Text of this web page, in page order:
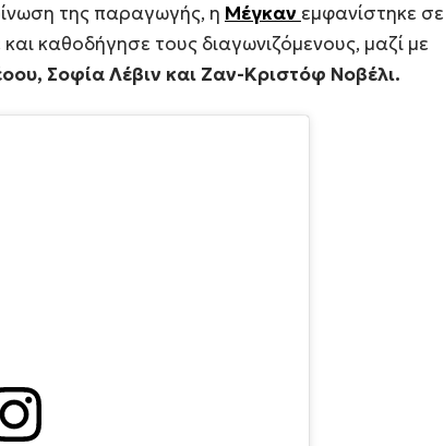
της παραγωγής, η Μέγκαν εμφανίστηκε σε
καθοδήγησε τους διαγωνιζόμενους, μαζί με
Σοφία Λέβιν και Ζαν-Κριστόφ Νοβέλι.